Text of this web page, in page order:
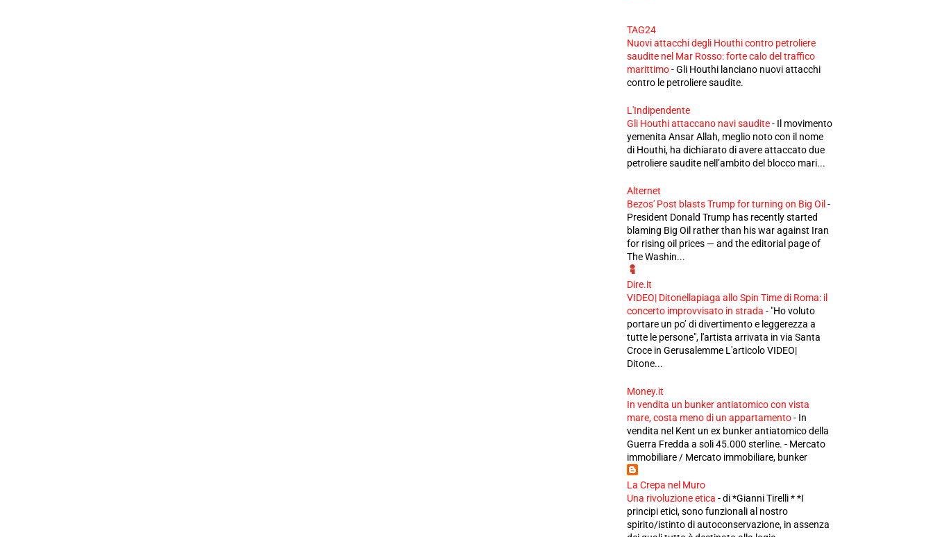
TAG24
Nuovi attacchi degli Houthi contro petroliere
saudite nel Mar Rosso: forte calo del traffico
marittimo-Gli Houthi lanciano nuovi attacchi
contro le petroliere saudite.
L'Indipendente
Gli Houthi attaccano navi saudite- Il movimento
yemenita Ansar Allah, meglio noto con il nome
di Houthi, ha dichiarato di avere attaccato due
petroliere saudite nell’ambito del blocco mari...
Alternet
Bezos' Post blasts Trump for turning on Big Oil -
President Donald Trump has recently started
blaming Big Oil rather than his war against Iran
for rising oil prices — and the editorial page of
The Washin...
Dire.it
VIDEO| Ditonellapiaga allo Spin Time di Roma: il
concerto improvvisato in strada - "Ho voluto
portare un po’ di divertimento e leggerezza a
tutte le persone", l'artista arrivata in via Santa
Croce in Gerusalemme L'articolo VIDEO|
Ditone...
Money.it
In vendita un bunker antiatomico con vista
mare, costa meno di un appartamento- In
vendita nel Kent un ex bunker antiatomico della
Guerra Fredda a soli 45.000 sterline. - Mercato
immobiliare / Mercato immobiliare, bunker
La Crepa nel Muro
Una rivoluzione etica -di *Gianni Tirelli * *I
principi etici, sono funzionali al nostro
spirito/istinto di autoconservazione, in assenza